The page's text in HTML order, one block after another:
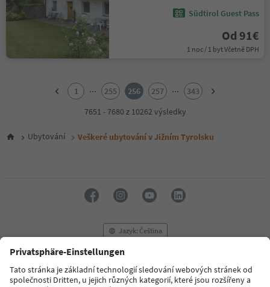
Südtirol Guest Pass
Od 91€
1 noc / 1 byt Včetně DPH
6
16
17
18
1 ... 255 256 257 ...
343
7651 - 7680 z 10262 výsledky
Ubytování Veškeré ubytování v Jižním Tyrolsku
Jazyk: Čeština
FAQ Kontaktujte nás Tisk
MICE
Zásady ochrany osobních údajů
Podmínky a ujednání Tiráž